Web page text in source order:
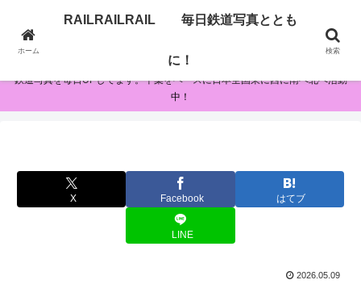
RAILRAILRAIL 毎日鉄道写真とともに！
鉄道写真を毎日UPしてます。千葉をベースに日本全国東に西に南へ北へ活動
中！
X Facebook はてブ
LINE
2026.05.09
ホーム
RAILRAILRAIL 毎日鉄道写真ととも
に！
検索